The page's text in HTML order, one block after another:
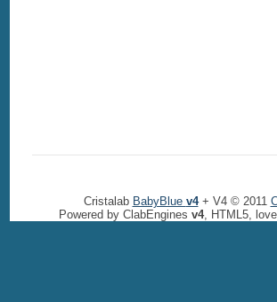
Cristalab BabyBlue v4+ V4 © 2011
Powered by ClabEngines v4, HTML5,